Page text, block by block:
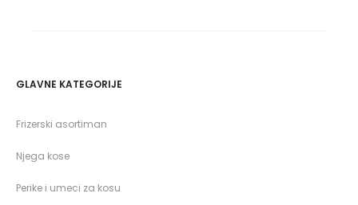
GLAVNE KATEGORIJE
Frizerski asortiman
Njega kose
Perike i umeci za kosu